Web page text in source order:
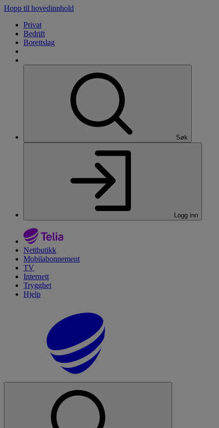
Hopp til hovedinnhold
Privat
Bedrift
Borettslag
Søk
Logg inn
Nettbutikk
Mobilabonnement
TV
Internett
Trygghet
Hjelp